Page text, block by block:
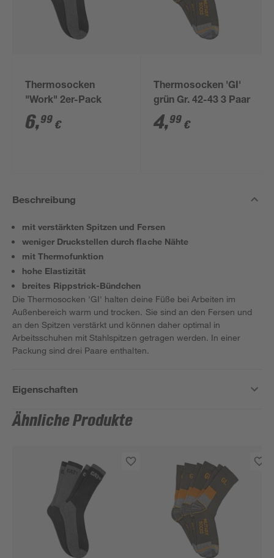
Thermosocken
"Work" 2er-Pack
6,99 €
Thermosocken 'GI'
grün Gr. 42-43 3 Paar
4,99 €
Beschreibung
mit verstärkten Spitzen und Fersen
weniger Druckstellen durch flache Nähte
mit Thermofunktion
hohe Elastizität
breites Rippstrick-Bündchen
Die Thermosocken 'GI' halten deine Füße bei Arbeiten im
Außenbereich warm und trocken. Sie sind an den Fersen und
an den Spitzen verstärkt und können daher optimal in
Arbeitsschuhen mit Stahlspitzen getragen werden. In einer
Packung sind drei Paare enthalten.
Eigenschaften
Ähnliche Produkte